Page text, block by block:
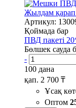
Жылдам
Артикул:
Қоймада бар
ПВД пакеті
Бөлшек сауда
-
100 дана
қап. 2 700 ₸
Ұсақ
Оптом